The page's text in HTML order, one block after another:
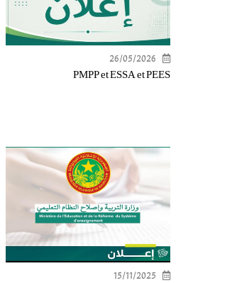
26/05/2026
PMPP et ESSA et PEES
15/11/2025